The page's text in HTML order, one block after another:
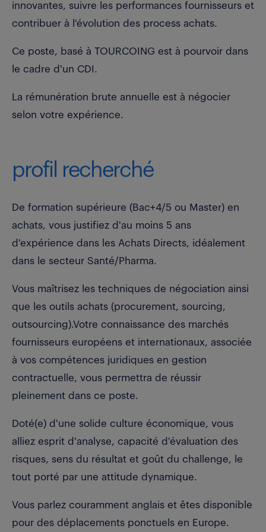
innovantes, suivre les performances fournisseurs et
contribuer à l'évolution des process achats.
Ce poste, basé à TOURCOING est à pourvoir dans
le cadre d'un CDI.
La rémunération brute annuelle est à négocier
selon votre expérience.
profil recherché
De formation supérieure (Bac+4/5 ou Master) en
achats, vous justifiez d'au moins 5 ans
d'expérience dans les Achats Directs, idéalement
dans le secteur Santé/Pharma.
Vous maîtrisez les techniques de négociation ainsi
que les outils achats (procurement, sourcing,
outsourcing).Votre connaissance des marchés
fournisseurs européens et internationaux, associée
à vos compétences juridiques en gestion
contractuelle, vous permettra de réussir
pleinement dans ce poste.
Doté(e) d'une solide culture économique, vous
alliez esprit d'analyse, capacité d'évaluation des
risques, sens du résultat et goût du challenge, le
tout porté par une attitude dynamique.
Vous parlez couramment anglais et êtes disponible
pour des déplacements ponctuels en Europe.